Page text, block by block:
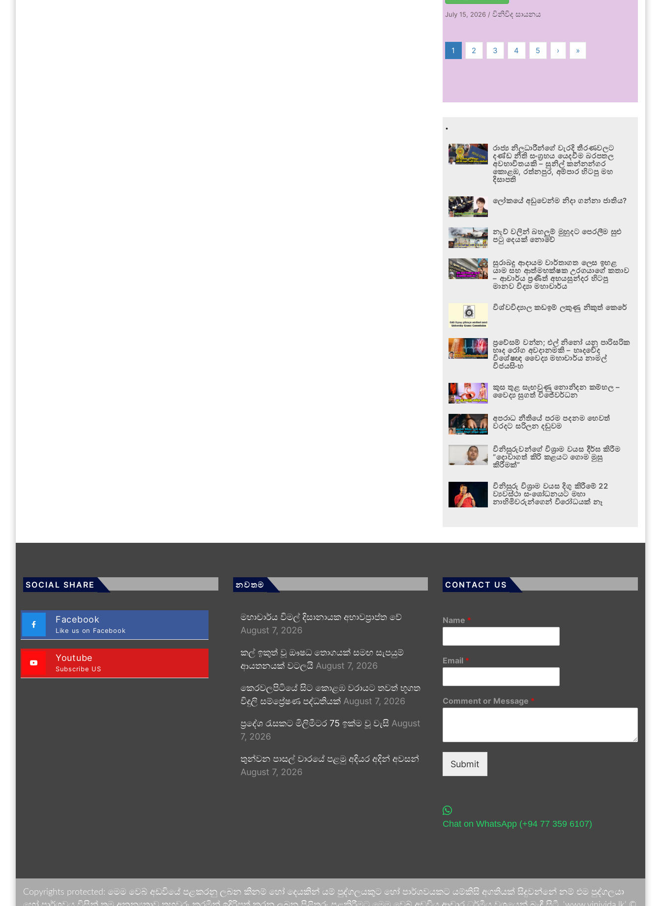
July 15, 2026 /විනිවිද සායනය
1 2 3 4 5 › »
.
රාජ්‍ය නිලධාරීන්ගේ වැරදි තීරණවලට
දණ්ඩ නීති සංග්‍රහය යෙදවීම බරපතල
අවභාවිතයකි – සුනිල් කන්නන්ගර
කොළඹ, රත්නපුර, අම්පාර හිටපු මහ
දිසාපති
ලෝකයේ අඩුවෙන්ම නිදා ගන්නා ජාතිය?
නැව් වලින් බහලුම් මුහුදට පෙරලීම සුළු
පටු දෙයක් නොවේ
සුරාබදු ආදායම වාර්තාගත ලෙස ඉහළ
යාම සහ ආත්මභක්ෂක උරගයාගේ කතාව
– ආචාර්ය ප්‍රණීත් අභයසුන්දර හිටපු
මානව විද්‍යා මහාචාර්ය
විශ්වවිද්‍යාල කඩඉම් ලකුණු නිකුත් කෙරේ
ප්‍රවේසම් වන්න; එල් නිනෝ යනු පාරිසරික
හෘද රෝග අවදානමකි – හෘදවේද
විශේෂඥ වෛද්‍ය මහාචාර්ය නාමල්
විජයසිංහ
කුස තුළ සැඟවුණු නොනිදන කම්හල –
වෛද්‍ය සුගත් විජේවර්ධන
අපරාධ නීතියේ පරම පදනම හෙවත්
වරදට සරිලන දඬුවම
විනිසුරුවන්ගේ විශ්‍රාම වයස දීර්ඝ කිරීම
“දොවාගත් කිරි කළයට ගොම මුසු
කිරීමක්”
විනිසුරු විශ්‍රාම වයස දිගු කිරීමේ 22
ව්‍යවස්ථා සංශෝධනයට මහා
නාහිමිවරුන්ගෙන් විරෝධයක් නෑ
SOCIAL SHARE
Facebook
Like us on Facebook
Youtube
Subscribe US
නවතම
මහාචාර්ය විමල් දිසානායක අභාවප්‍රාප්ත වේ
August 7, 2026
කල් ඉකුත් වූ ඖෂධ තොගයක් සමඟ සැපයුම්
ආයතනයක් වටලයි August 7, 2026
කෙරවලපිටියේ සිට කොළඹ වරායට තවත් භූගත
විදුලි සම්ප්‍රේෂණ පද්ධතියක් August 7, 2026
ප්‍රදේශ රැසකට මිලිමීටර 75 ඉක්ම වූ වැසි August
7, 2026
තුන්වන පාසල් වාරයේ පළමු අදියර අදින් අවසන්
August 7, 2026
CONTACT US
Name *
Email *
Comment or Message *
Submit
Chat on WhatsApp (+94 77 359 6107)
Copyrights protected: මෙම වෙබ් අඩවියේ පළකරනු ලබන කිනම් හෝ දෙයකින් යම් පුද්ගලයකුට හෝ පාර්ශවයකට යම්කිසි අගතියක් සිදුවන්නේ නම් එම පුද්ගලයා